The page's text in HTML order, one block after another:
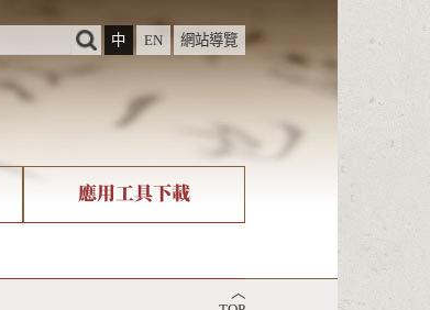
中
EN 網站導覽
應用工具下載
︿